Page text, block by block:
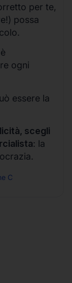
per te,
possa
ogni
essere la
scegli
: la
C